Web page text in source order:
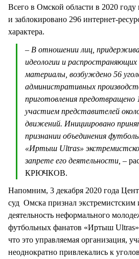
Всего в Омской области в 2020
и заблокировано 296 интернет-
характера.
– В отношении лиц,
идеологии и распространяющих
материалы, возбуждено 56
административных
приготовления предотвращено
участием представителей
движений. Инициировано
признании объединения
«Иртыш Ultras»
запрете его деятельности, –
КРЮЧКОВ.
Напомним, 3 декабря 2020 года
суд Омска признал экстремистским
деятельность неформального
футбольных фанатов «Иртыш
что это управляемая организация,
неоднократно привлекались к